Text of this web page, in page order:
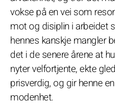
vokse på en vei som
mot og disiplin i arbeidet
hennes kanskje mangler
det i de senere årene at
nyter velfortjente, ekte
prisverdig, og gir henne
modenhet.